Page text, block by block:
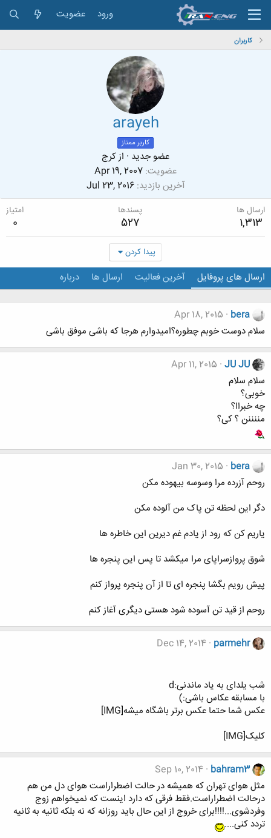
ورود عضویت
کاربران
arayeh
کاربر ممتاز
عضو جدید · ازکرج
عضویت Apr 19, 2007
آخرین بازدید Jul 23, 2016
ارسال ها
1,313
پسندها
527
امتیاز
0
پیدا کردن
ارسال های پروفایل آخرین فعالیت ارسال ها درباره
bera
Apr 18, 2015
سلام دوست خوبم چطوره؟امیدوارم هرجا که باشی موفق باشی
JU JU
Apr 11, 2015
سلام سلام
خوبی؟
چه خبراا؟
مننننن ؟ کی؟
bera
Jan 30, 2015
روحم آزرده مرا وسوسه بیهوده مکن
دگر این لحظه تن پاک من آلوده مکن
یاریم کن که رود از یادم غم دیرین این خاطره ها
شوق پروازسراپای مرا میکشد تا پس این پنجره ها
پیش رویم بگشا پنجره ای تا از آن پنجره پرواز کنم
روحم از قید تن آسوده شود هستی دیگری آغاز کنم
parmehr
Dec 14, 2014
شب یلدای به یاد ماندنی:d
با مسابقه عکاس باشی:)
عکس شما حتما عکس برتر باشگاه میشه[IMG]
کلیک[IMG]
bahram3
Sep 10, 2014
مثل هوای تهران که همیشه در حالت اضطراراست هوای دل من هم
درحالت اضطراراست.فقط فرقی که دارد اینست که نمیخواهم زوج
وفردشوی...!!!!برای خروج از این حال باید روزانه که نه بلکه ثانیه به ثانیه
تردد کنی....